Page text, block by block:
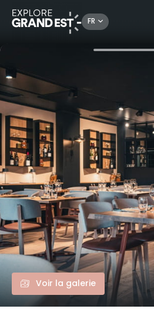
FR
Traditionnel et Terroir Invitation
Voir la galerie